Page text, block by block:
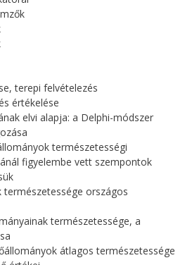
terepi felvételezés
értékelése
elvi alapja: a Delphi-módszer
természetességi
figyelembe vett szempontok
természetessége országos
természetessége, a
átlagos természetessége